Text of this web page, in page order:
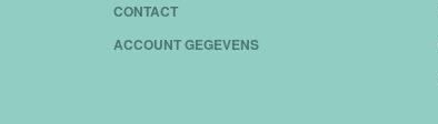
CONTACT
ACCOUNT GEGEVENS